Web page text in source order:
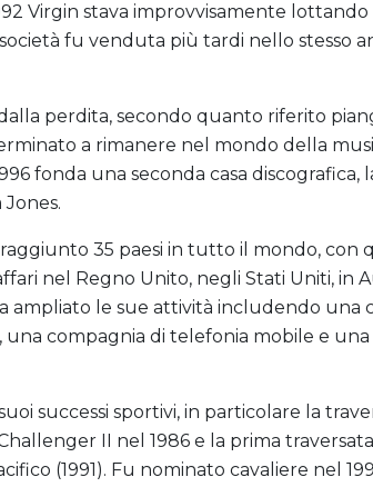
Virgin stava improvvisamente
fu venduta più tardi nello stesso
perdita, secondo quanto riferito
a rimanere nel mondo della
fonda una seconda casa discografica,
35 paesi in tutto il mondo, con
nel Regno Unito, negli Stati Uniti, in
ampliato le sue attività includendo una
una compagnia di telefonia mobile e
successi sportivi, in particolare la
II nel 1986 e la prima
(1991). Fu nominato cavaliere nel